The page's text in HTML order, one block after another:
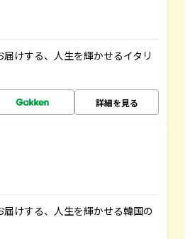
けする、人生を輝かせるイタリ
詳細を見る
けする、人生を輝かせる韓国の